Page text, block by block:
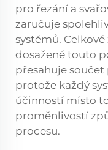
pro řezání a
zaručuje
systémů.
dosažené touto
přesahuje
protože každý
účinností místo
proměnlivostí
procesu.